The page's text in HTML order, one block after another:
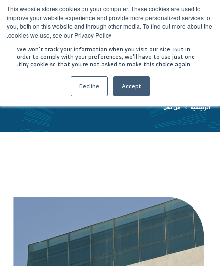
This website stores cookies on your computer. These cookies are used to
improve your website experience and provide more personalized services to
you, both on this website and through other media. To find out more about the
cookies we use, see our Privacy Policy.
We won't track your information when you visit our site. But in
order to comply with your preferences, we'll have to use just one
tiny cookie so that you're not asked to make this choice again.
Accept
Decline
الرئيسية من نحن